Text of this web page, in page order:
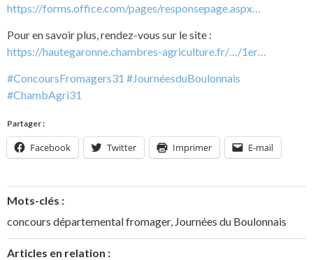
https://forms.office.com/pages/responsepage.aspx…
Pour en savoir plus, rendez-vous sur le site :
https://hautegaronne.chambres-agriculture.fr/…/1er…
#ConcoursFromagers31 #JournéesduBoulonnais
#ChambAgri31
Partager :
Facebook Twitter Imprimer E-mail
Mots-clés :
concours départemental fromager, Journées du Boulonnais
Articles en relation :